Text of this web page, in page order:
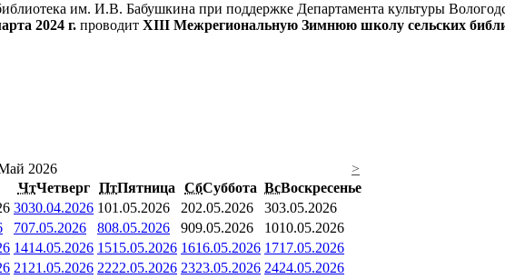
им. И.В. Бабушкина при поддержке Департамента культуры
2024 г. проводит XIII Межрегиональную Зимнюю школу сельских
2026
>
ЧтЧетверг ПтПятница СбСуббота ВсВоскресенье
3030.04.2026 101.05.2026 202.05.2026 303.05.2026
707.05.2026 808.05.2026 909.05.2026 1010.05.2026
1414.05.2026 1515.05.2026 1616.05.2026 1717.05.2026
21 21.05.2026 2222.05.2026 2323.05.2026 2424.05.2026